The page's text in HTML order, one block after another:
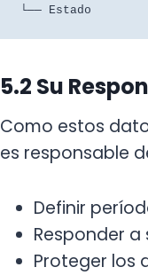
5.2 Su
Como estos
es responsable
Definir
Responder
Proteger los